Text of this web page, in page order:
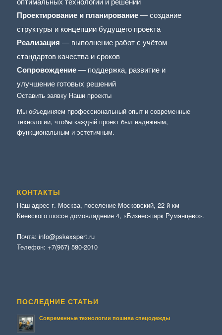
Проектирование и планирование— создание
структуры и концепции будущего проекта
Реализация — выполнение работ с учётом
стандартов качества и сроков
Сопровождение— поддержка, развитие и
улучшение готовых решений
Оставить заявку Наши проекты
Мы объединяем профессиональный опыт и современные
технологии, чтобы каждый проект был надежным,
функциональным и эстетичным.
КОНТАКТЫ
Наш адрес г. Москва, поселение Московский, 22-й км
Киевского шоссе домовладение 4, «Бизнес-парк Румянцево».
Почта: info@pskexspert.ru
Телефон: +7(967) 580-2010
ПОСЛЕДНИЕ СТАТЬИ
Современные технологии пошива спецодежды